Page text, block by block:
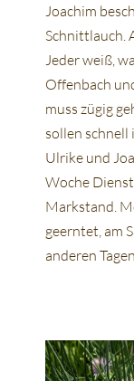
Joachim
Schnittlauch.
Jeder weiß,
Offenbach
muss zügig
sollen schnell
Ulrike und
Woche
Markstand.
geerntet, am
anderen